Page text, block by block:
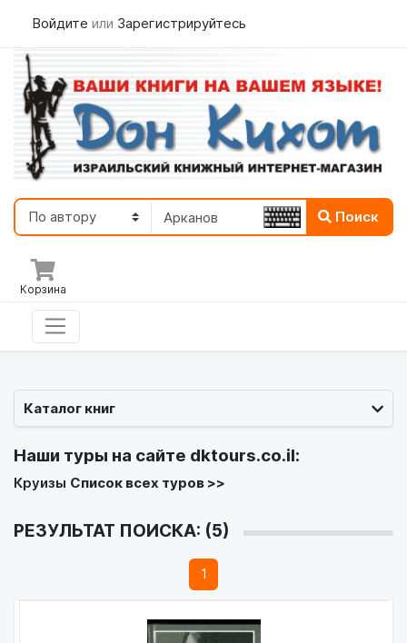
Войдите или Зарегистрируйтесь
Поиск
Корзина
Каталог книг
Наши туры на сайте dktours.co.il:
Круизы Список всех туров >>
РЕЗУЛЬТАТ ПОИСКА: (5)
1